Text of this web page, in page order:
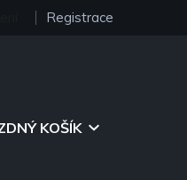
Registrace
KOŠÍK